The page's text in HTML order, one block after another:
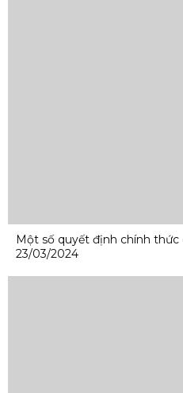
Một số quyết định chính thức
23/03/2024